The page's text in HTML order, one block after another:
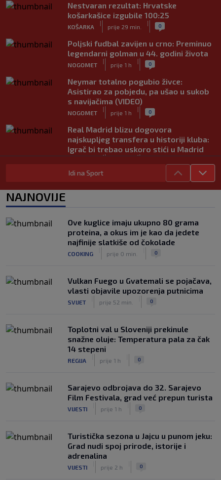
Nestvaran rezultat: Hrvatske
košarkašice izgubile 100:25
KOŠARKA
|
prije 29 min.
| 0
Poljski fudbal zavijen u crno: Preminuo
legendarni golman u 44. godini života
NOGOMET
|
prije 1 h
| 0
Neymar totalno pogubio živce:
Asistirao za pobjedu, pa ušao u sukob
s navijačima (VIDEO)
NOGOMET
|
prije 1 h
| 0
Real Madrid blizu dogovora
najskupljeg transfera u historiji kluba:
Igrač bi trebao uskoro stići u Madrid
| |
Lara Gut-Behrami završila karijeru:
Predsjednik FIFA-e ne odustaje od
svojih planova: Otkriveno šta je
ponudio Marokancima za podršku
NOGOMET prije 2 h
Idi na Sport
NAJNOVIJE
Ove kuglice imaju ukupno 80 grama
proteina, a okus im je kao da jedete
najfinije slatkiše od čokolade
COOKING prije 0 min. 0
Vulkan Fuego u Gvatemali se pojačava,
vlasti objavile upozorenja putnicima
SVIJET prije 52 min. 0
Toplotni val u Sloveniji prekinule
snažne oluje: Temperatura pala za čak
14 stepeni
REGIJA prije 1 h 0
Sarajevo odbrojava do 32. Sarajevo
Film Festivala, grad već prepun turista
VIJESTI prije 1 h 0
Turistička sezona u Jajcu u punom jeku:
Grad nudi spoj prirode, istorije i
adrenalina
VIJESTI prije 2 h 0